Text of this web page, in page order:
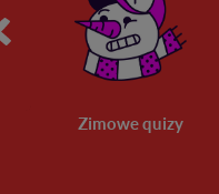
Zimowe quizy